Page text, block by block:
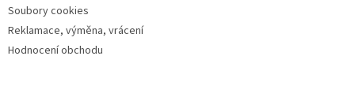
Soubory cookies
Reklamace, výměna, vrácení
Hodnocení obchodu